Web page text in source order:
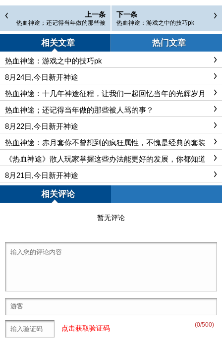
上一条
热血神途；还记得当年做的那些被
人唾骂的事情？
下一条
热血神途：游戏之中的技巧pk
相关文章 热门文章
热血神途：游戏之中的技巧pk
8月24日,今日新开神途
热血神途：十几年神途征程，让我们一起回忆当年的光辉岁月
热血神途；还记得当年做的那些被人骂的事？
8月22日,今日新开神途
热血神途：赤月套你不曾想到的疯狂属性，不愧是经典的套装
之一
《热血神途》散人玩家掌握这些办法能更好的发展，你都知道
这方法？
8月21日,今日新开神途
相关评论
暂无评论
(0/500)
点击获取验证码